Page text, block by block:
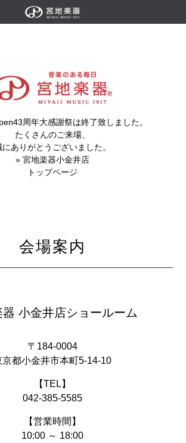
周年大感謝祭は終了致しました。
たくさんのご来場、
にありがとうございました。
» 宮地楽器小金井店
トップページ
会場案内
小金井店ショールーム
〒184-0004
京都小金井市本町5-14-10
【TEL】
042-385-5585
【営業時間】
10:00 ～ 18:00